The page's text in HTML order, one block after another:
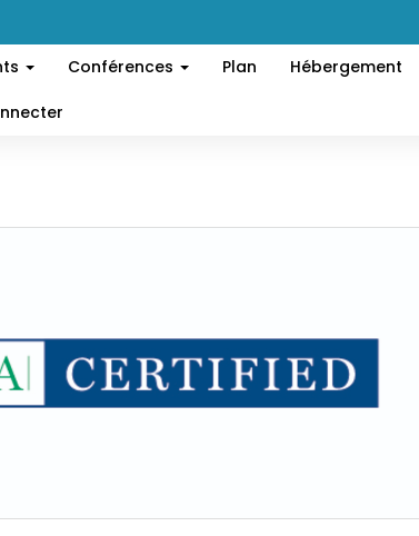
Conférences Plan Hébergement